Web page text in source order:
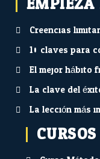
Creencias
10 claves para
El mejor hábito
La clave del
La lección más
CURSOS